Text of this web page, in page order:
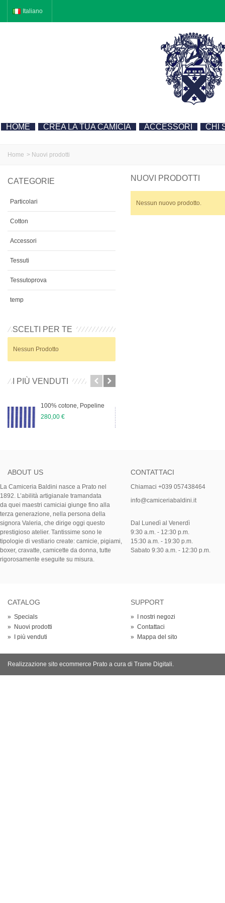
Italiano
HOME CREA LA TUA CAMICIA ACCESSORI CHI
Home > Nuovi prodotti
CATEGORIE
Particolari
Cotton
Accessori
Tessuti
Tessutoprova
temp
SCELTI PER TE
Nessun Prodotto
I PIÙ VENDUTI
100% cotone, Popeline
280,00 €
NUOVI PRODOTTI
Nessun nuovo prodotto.
ABOUT US
La Camiceria Baldini nasce a Prato nel
1892. L’abilità artigianale tramandata
da quei maestri camiciai giunge fino alla
terza generazione, nella persona della
signora Valeria, che dirige oggi questo
prestigioso atelier. Tantissime sono le
tipologie di vestiario create: camicie, pigiami,
boxer, cravatte, camicette da donna, tutte
rigorosamente eseguite su misura.
CONTATTACI
Chiamaci +039 057438464
info@camiceriabaldini.it
Dal Lunedì al Venerdì
9:30 a.m. - 12:30 p.m.
15:30 a.m. - 19:30 p.m.
Sabato 9:30 a.m. - 12:30 p.m.
CATALOG
» Specials
» Nuovi prodotti
» I più venduti
SUPPORT
» I nostri negozi
» Contattaci
» Mappa del sito
Realizzazione sito ecommerce Prato a cura di Trame Digitali.